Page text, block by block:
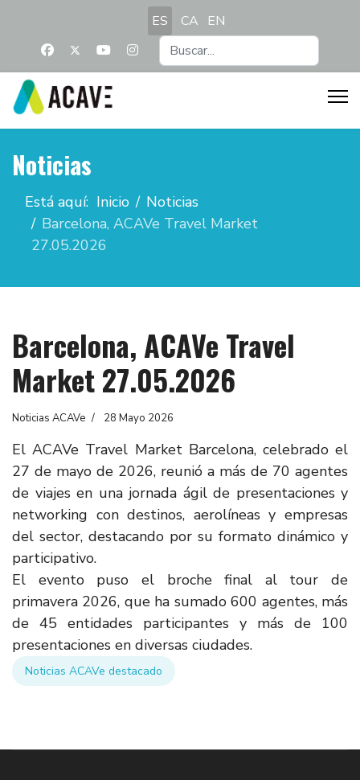
Seleccione su idioma
ES CA EN
Noticias
Está aquí: Inicio
Noticias
Barcelona, ACAVe Travel Market
27.05.2026
Barcelona, ACAVe Travel
Market 27.05.2026
Noticias ACAVe 28 Mayo 2026
El ACAVe Travel Market Barcelona, celebrado el
27 de mayo de 2026, reunió a más de 70 agentes
de viajes en una jornada ágil de presentaciones y
networking con destinos, aerolíneas y empresas
del sector, destacando por su formato dinámico y
participativo.
El evento puso el broche final al tour de
primavera 2026, que ha sumado 600 agentes, más
de 45 entidades participantes y más de 100
presentaciones en diversas ciudades.
Noticias ACAVe destacado